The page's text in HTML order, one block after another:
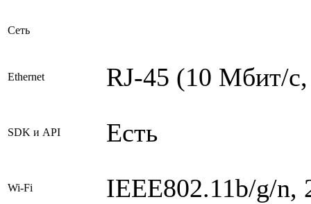
Сеть
Ethernet RJ-45 (10 Мбит/
SDK и API Есть
Wi-Fi IEEE802.11b/g/n,